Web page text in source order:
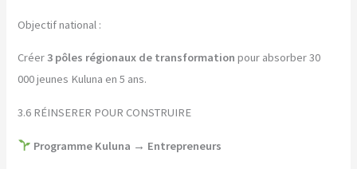
Objectif national :
Créer3 pôles régionaux de transformation pour absorber 30
000 jeunes Kuluna en 5 ans.
3.6 RÉINSERER POUR CONSTRUIRE
Programme Kuluna → Entrepreneurs